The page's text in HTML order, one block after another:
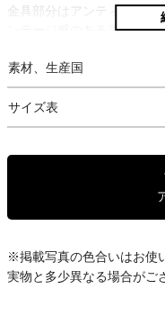
金具部分はアンティークゴ
ンテージ感のある表情に
お楽しみいただけます。
※天然の革を使用している
弱などがございます。
※梱包には十分注意を払っ
を保護するためのもの」と
返品・交換はお受けしてお
基準が低めに設定されてい
製品の特性として、あらか
素材、生産国
サイズ表
※掲載写真の色合いはお使
実物と多少異なる場合がご